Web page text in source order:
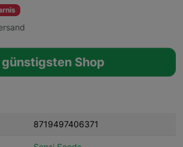
günstigsten Shop
8719497406371